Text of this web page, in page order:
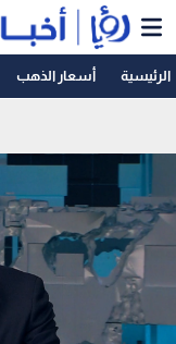
الرئيسية أسعار الذهب